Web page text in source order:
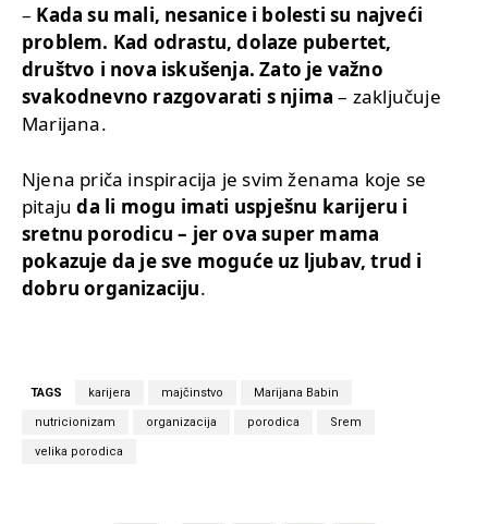
– Kada su mali, nesanice i bolesti su najveći
problem. Kad odrastu, dolaze pubertet,
društvo i nova iskušenja. Zato je važno
svakodnevno razgovarati s njima – zaključuje
Marijana.
Njena priča inspiracija je svim ženama koje se
pitajuda li mogu imati uspješnu karijeru i
sretnu porodicu – jer ova super mama
pokazuje da je sve moguće uz ljubav, trud i
dobru organizaciju.
TAGS karijera majčinstvo Marijana Babin
nutricionizam organizacija porodica Srem
velika porodica